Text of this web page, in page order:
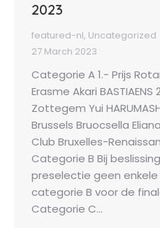
2023
featured-nl, Uncategorized
27 March 2023
Categorie A 1.- Prijs
Erasme Akari
Zottegem Yui
Brussels Bruocsella
Club Bruxelles-
Categorie B Bij
preselectie geen
categorie B voor de
Categorie C…